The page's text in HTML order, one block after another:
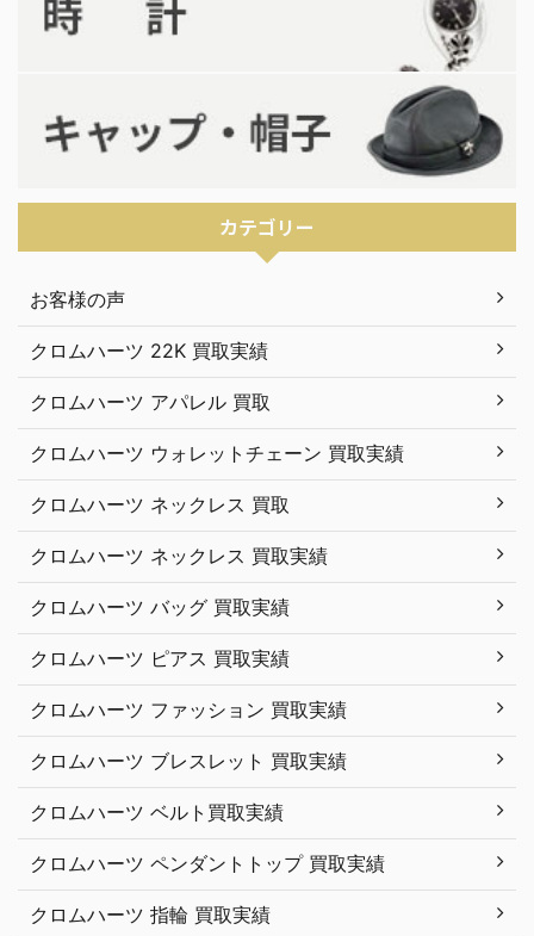
カテゴリー
お客様の声
クロムハーツ 22K 買取実績
クロムハーツ アパレル 買取
クロムハーツ ウォレットチェーン 買取実績
クロムハーツ ネックレス 買取
クロムハーツ ネックレス 買取実績
クロムハーツ バッグ 買取実績
クロムハーツ ピアス 買取実績
クロムハーツ ファッション 買取実績
クロムハーツ ブレスレット 買取実績
クロムハーツ ベルト買取実績
クロムハーツ ペンダントトップ 買取実績
クロムハーツ 指輪 買取実績